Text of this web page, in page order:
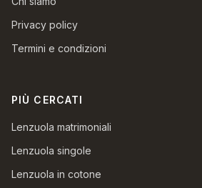
Privacy policy
Termini e condizioni
PIÙ CERCATI
Lenzuola matrimoniali
Lenzuola singole
Lenzuola in cotone